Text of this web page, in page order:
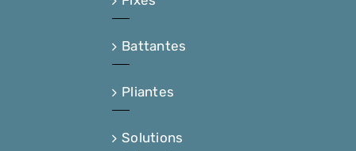
Battantes
Pliantes
Solutions